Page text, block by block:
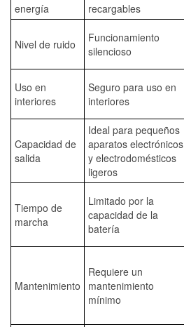
energía
recargables
Nivel de ruido
Funcionamiento
silencioso
Uso en
interiores
Seguro para uso en
interiores
Capacidad de
salida
Ideal para pequeños
aparatos electrónicos
y electrodomésticos
ligeros
Tiempo de
marcha
Limitado por la
capacidad de la
batería
Mantenimiento
Requiere un
mantenimiento
mínimo